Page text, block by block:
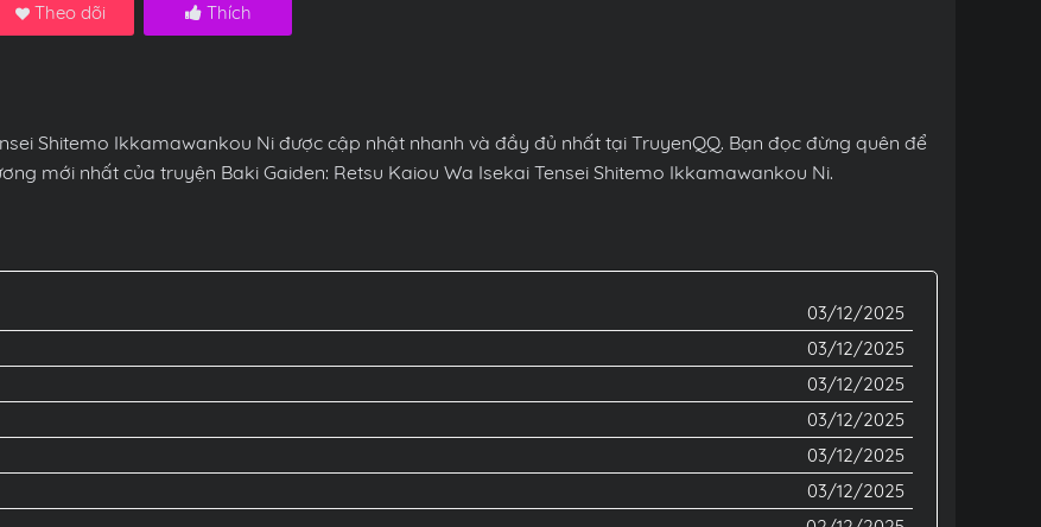
Theo dõi Thích
Shitemo Ikkamawankou Ni được cập nhật nhanh và đầy đủ nhất tại TruyenQQ. Bạn đọc đừng quên để
mới nhất của truyện Baki Gaiden: Retsu Kaiou Wa Isekai Tensei Shitemo Ikkamawankou Ni.
03/12/2025
03/12/2025
03/12/2025
03/12/2025
03/12/2025
03/12/2025